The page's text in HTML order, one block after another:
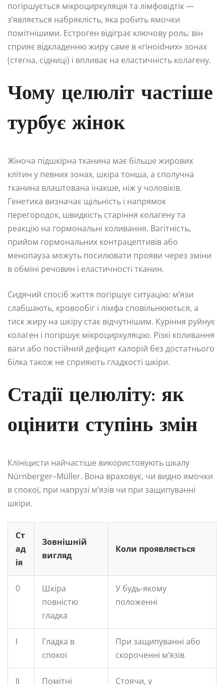
погіршується мікроциркуляція та лімфовідтік —
з’являється набряклість, яка робить ямочки
помітнішими. Естроген відіграє ключову роль: він
сприяє відкладенню жиру саме в «гінoidних» зонах
(стегна, сідниці) і впливає на еластичність колагену.
Чому целюліт частіше
турбує жінок
Жіноча підшкірна тканина має більше жирових
клітин у певних зонах, шкіра тонша, а сполучна
тканина влаштована інакше, ніж у чоловіків.
Генетика визначає щільність і напрямок
перегородок, швидкість старіння колагену та
реакцію на гормональні коливання. Вагітність,
прийом гормональних контрацептивів або
менопауза можуть посилювати прояви через зміни
в обміні речовин і еластичності тканин.
Сидячий спосіб життя погіршує ситуацію: м’язи
слабшають, кровообіг і лімфа сповільнюються, а
тиск жиру на шкіру стає відчутнішим. Куріння руйнує
колаген і погіршує мікроциркуляцію. Різкі коливання
ваги або постійний дефіцит калорій без достатнього
білка також не сприяють гладкості шкіри.
Стадії целюліту: як
оцінити ступінь змін
Клініцисти найчастіше використовують шкалу
Nürnberger–Müller. Вона враховує, чи видно ямочки
в спокої, при напрузі м’язів чи при защипуванні
шкіри.
Ст
ад
ія
Зовнішній
вигляд
Коли проявляється
0
Шкіра
повністю
гладка
У будь-якому
положенні
I
Гладка в
спокої
При защипуванні або
скороченні м’язів
II Помітні Стоячи, у